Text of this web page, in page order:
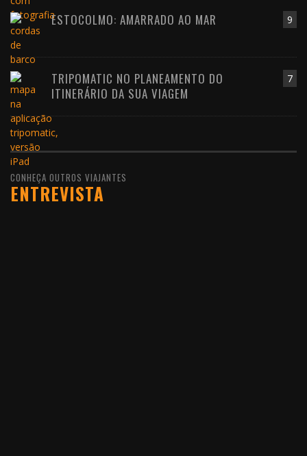
9
ESTOCOLMO: AMARRADO AO MAR
7
TRIPOMATIC NO PLANEAMENTO DO
ITINERÁRIO DA SUA VIAGEM
CONHEÇA OUTROS VIAJANTES
ENTREVISTA